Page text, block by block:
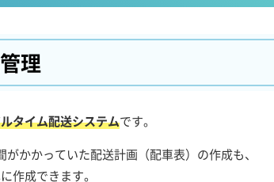
理
タイム配送システムです。
かかっていた配送計画（配車表）の作成も、
作成できます。